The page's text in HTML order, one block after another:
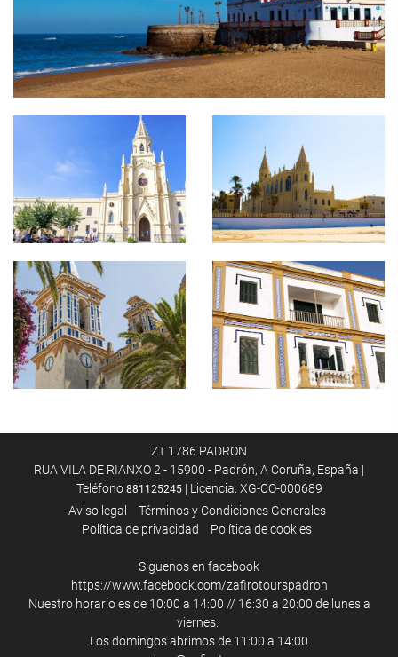
ZT 1786 PADRON
RUA VILA DE RIANXO 2 - 15900 - Padrón, A Coruña, España |
Teléfono 881125245| Licencia: XG-CO-000689
Aviso legal
Términos y Condiciones Generales
Política de privacidad
Política de cookies
Siguenos en facebook
https://www.facebook.com/zafirotourspadron
Nuestro horario es de 10:00 a 14:00 // 16:30 a 20:00 de lunes a
viernes.
Los domingos abrimos de 11:00 a 14:00